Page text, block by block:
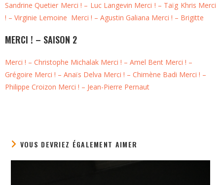
Sandrine Quetier Merci ! – Luc Langevin Merci ! – Taïg Khris Merci
! – Virginie Lemoine Merci ! – Agustin Galiana Merci ! – Brigitte
MERCI ! – SAISON 2
Merci ! – Christophe Michalak Merci ! – Amel Bent Merci ! –
Grégoire Merci ! – Anaïs Delva Merci ! – Chimène Badi Merci ! –
Philippe Croizon Merci ! – Jean-Pierre Pernaut
VOUS DEVRIEZ ÉGALEMENT AIMER